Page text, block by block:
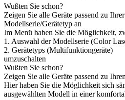
Wußten Sie schon?
Zeigen Sie alle Geräte passend zu
Modellserie/Gerätetyp an
Im Menü haben Sie die Möglichkeit,
1. Auswahl der Modellserie (Color
2. Gerätetyps (Multifunktiongeräte)
umzuschalten
Wußten Sie schon?
Zeigen Sie alle Geräte passend zu
Hier haben Sie die Möglichkeit sich
ausgewählten Modell in einer